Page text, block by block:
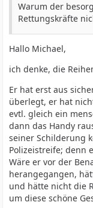
Warum der
Rettungskräfte
Hallo Michael,
ich denke, die
Er hat erst aus
überlegt, er hat
evtl. gleich ein
dann das Handy
seiner Schilderung
Polizeistreife; denn
Wäre er vor der
herangegangen,
und hätte nicht die
um diese schöne